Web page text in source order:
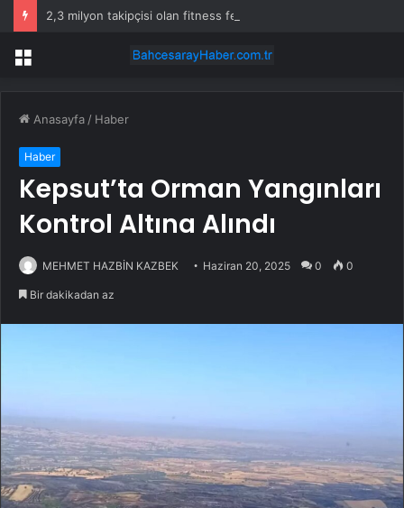
Menü
Anasayfa / Haber
Haber
Kepsut’ta Orman Yangınları
Kontrol Altına Alındı
MEHMET HAZBİN KAZBEK Haziran 20, 2025 0 0
Bir dakikadan az